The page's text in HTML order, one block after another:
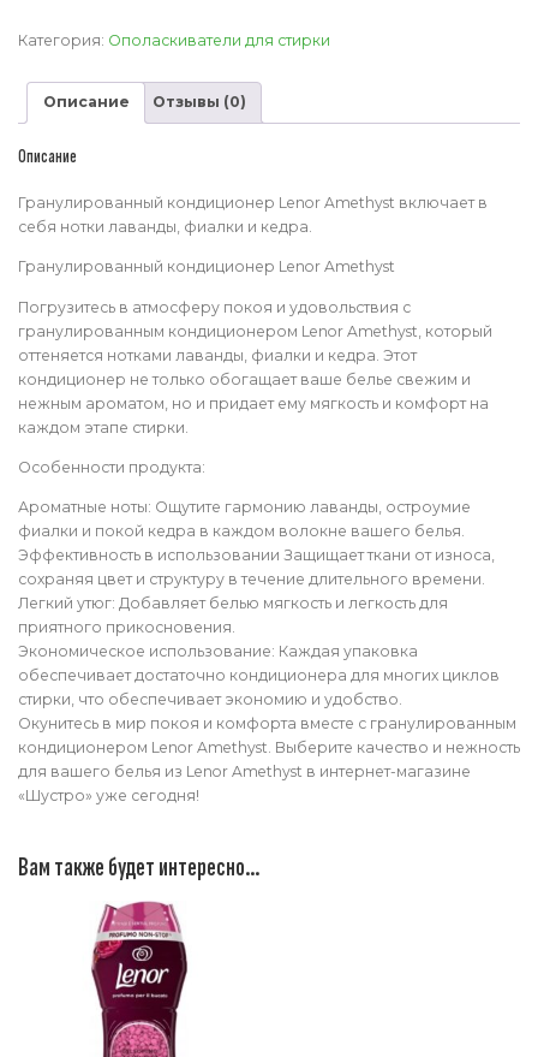
для
Lenor
гранулах
Категория: Ополаскиватели для стирки
Описание Отзывы (0)
Описание
Гранулированный кондиционер Lenor Amethyst включает в
себя нотки лаванды, фиалки и кедра.
Гранулированный кондиционер Lenor Amethyst
Погрузитесь в атмосферу покоя и удовольствия с
гранулированным кондиционером Lenor Amethyst, который
оттеняется нотками лаванды, фиалки и кедра. Этот
кондиционер не только обогащает ваше белье свежим и
нежным ароматом, но и придает ему мягкость и комфорт на
каждом этапе стирки.
Особенности продукта:
Ароматные ноты: Ощутите гармонию лаванды, остроумие
фиалки и покой кедра в каждом волокне вашего белья.
Эффективность в использовании Защищает ткани от износа,
сохраняя цвет и структуру в течение длительного времени.
Легкий утюг: Добавляет белью мягкость и легкость для
приятного прикосновения.
Экономическое использование: Каждая упаковка
обеспечивает достаточно кондиционера для многих циклов
стирки, что обеспечивает экономию и удобство.
Окунитесь в мир покоя и комфорта вместе с гранулированным
кондиционером Lenor Amethyst. Выберите качество и нежность
для вашего белья из Lenor Amethyst в интернет-магазине
«Шустро» уже сегодня!
Вам также будет интересно…